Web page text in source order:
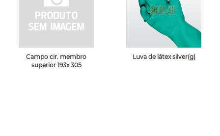
Campo cir. membro
superior 193x.305
Luva de látex silver(g)